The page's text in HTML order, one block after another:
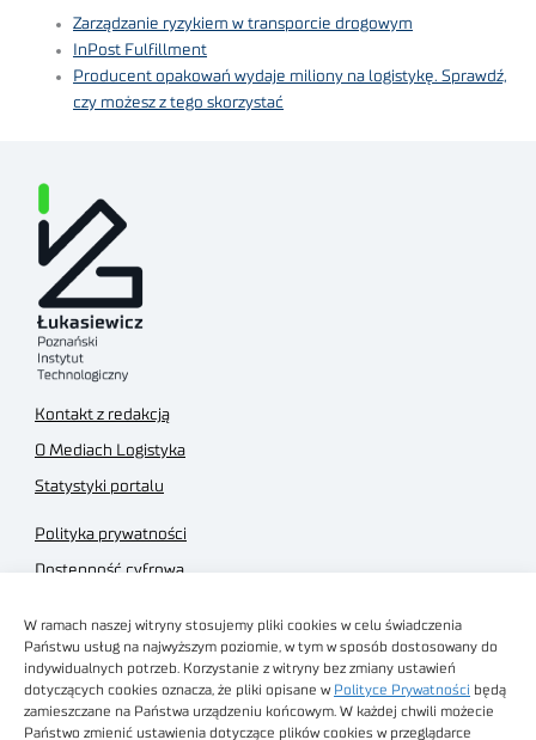
W ramach naszej witryny stosujemy pliki cookies w celu świadczenia
Państwu usług na najwyższym poziomie, w tym w sposób dostosowany do
indywidualnych potrzeb. Korzystanie z witryny bez zmiany ustawień
dotyczących cookies oznacza, że pliki opisane w Polityce Prywatności będą
zamieszczane na Państwa urządzeniu końcowym. W każdej chwili możecie
Państwo zmienić ustawienia dotyczące plików cookies w przeglądarce
Zarządzanie ryzykiem w transporcie drogowym
InPost Fulfillment
Producent opakowań wydaje miliony na logistykę. Sprawdź,
czy możesz z tego skorzystać
Kontakt z redakcją
O Mediach Logistyka
Statystyki portalu
Polityka prywatności
Dostępność cyfrowa
Regulamin sklepu